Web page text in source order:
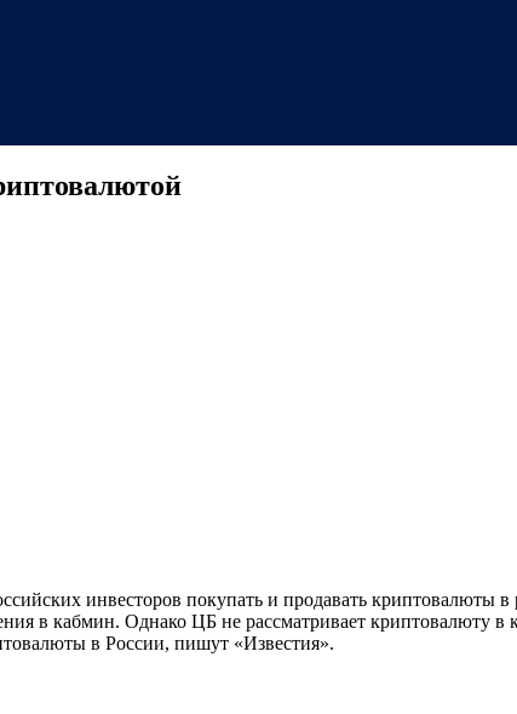
инвесторов покупать и продавать криптовалюты в
в кабмин. Однако ЦБ не рассматривает криптовалюту в
в России, пишут «Известия».